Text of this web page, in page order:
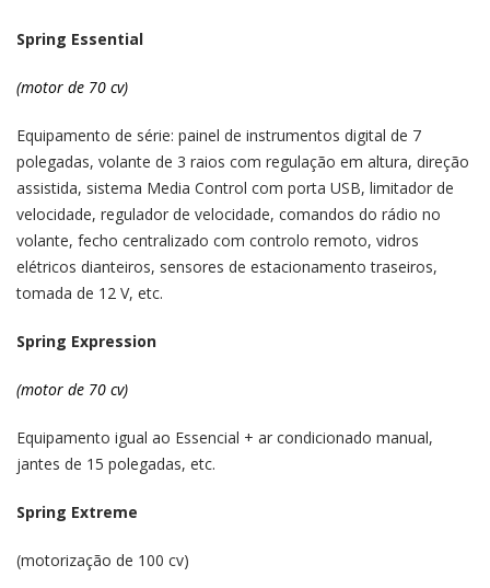
Spring Essential
(motor de 70 cv)
Equipamento de série: painel de instrumentos digital de 7
polegadas, volante de 3 raios com regulação em altura, direção
assistida, sistema Media Control com porta USB, limitador de
velocidade, regulador de velocidade, comandos do rádio no
volante, fecho centralizado com controlo remoto, vidros
elétricos dianteiros, sensores de estacionamento traseiros,
tomada de 12 V, etc.
Spring Expression
(motor de 70 cv)
Equipamento igual ao Essencial + ar condicionado manual,
jantes de 15 polegadas, etc.
Spring Extreme
(motorização de 100 cv)